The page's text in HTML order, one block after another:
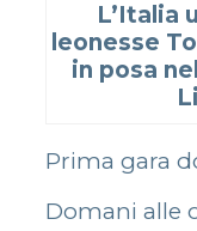
L’Italia
leonesse
in posa
Prima gara
Domani alle